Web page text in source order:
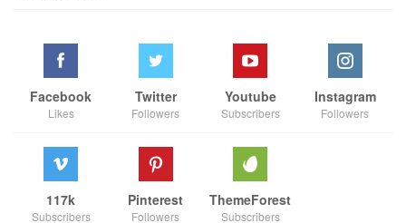
Facebook
Likes
Twitter
Followers
Youtube
Subscribers
Instagram
Followers
117k
Subscribers
Pinterest
Followers
ThemeForest
Subscribers